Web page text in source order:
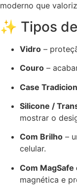
moderno que
✨ Tipos
Vidro –
Couro –
Case
Silicone /
mostrar o
Com Brilho –
celular.
Com MagSafe
magnética e